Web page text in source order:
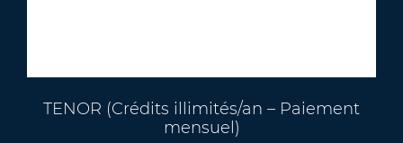
TENOR (Crédits illimités/an – Paiement
mensuel)